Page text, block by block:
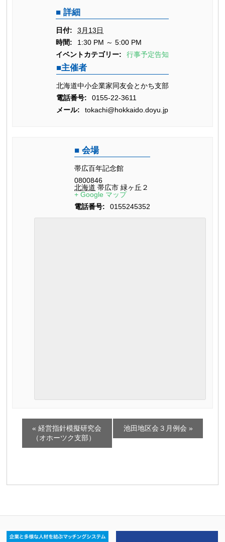
詳細
日付:
3月13日
時間:
1:30 PM ～ 5:00 PM
イベントカテゴリー:
行事予定告知
主催者
北海道中小企業家同友会とかち支部
電話番号:
0155-22-3611
メール:
tokachi@hokkaido.doyu.jp
会場
帯広百年記念館
0800846
北海道 帯広市 緑ヶ丘２
+ Google マップ
電話番号:
0155245352
ン
ビ
ー
シ
« 経営指針模擬研究会
（オホーツク支部）
池田地区会３月例会 »